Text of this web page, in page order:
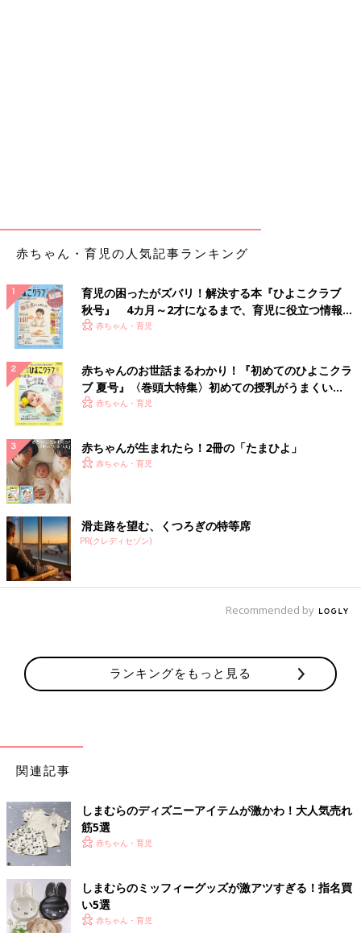
出典：Instagramアカウント「nyankokirakira」
nyankokirakiraさんはこちらのミッキーとミニーTシャツを購
入。各979円だったんだとか。スウェット生地のような柔らかい
印象で、着心地も良さそうですね。ショート丈なのもオシャレ！
ヘビロテ間違いなしなアイテムですね。
大人っぽいクールな印象のTシャツ
赤ちゃん・育児の人気記事ランキング
育児の困ったがズバリ！解決する本『ひよこクラブ
秋号』 4カ月～2才になるまで、育児に役立つ情報が
いっぱい！
赤ちゃん・育児
赤ちゃんのお世話まるわかり！『初めてのひよこクラ
ブ 夏号』〈巻頭大特集〉初めての授乳がうまくい
く！ おっぱい・ミルクの基本と夏のトラブル 解決テ
赤ちゃん・育児
赤ちゃんが生まれたら！2冊の「たまひよ」
赤ちゃん・育児
滑走路を望む、くつろぎの特等席
PR(クレディセゾン)
Recommended by
ランキングをもっと見る
関連記事
しまむらのディズニーアイテムが激かわ！大人気売れ
筋5選
赤ちゃん・育児
しまむらのミッフィーグッズが激アツすぎる！指名買
い5選
赤ちゃん・育児